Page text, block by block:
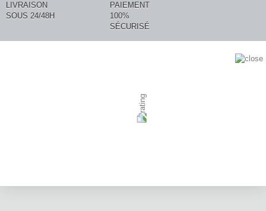
LIVRAISON
SOUS 24/48H
PAIEMENT
100%
SÉCURISÉ